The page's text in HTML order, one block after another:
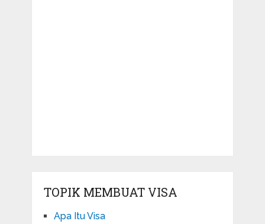
TOPIK MEMBUAT VISA
Apa Itu Visa